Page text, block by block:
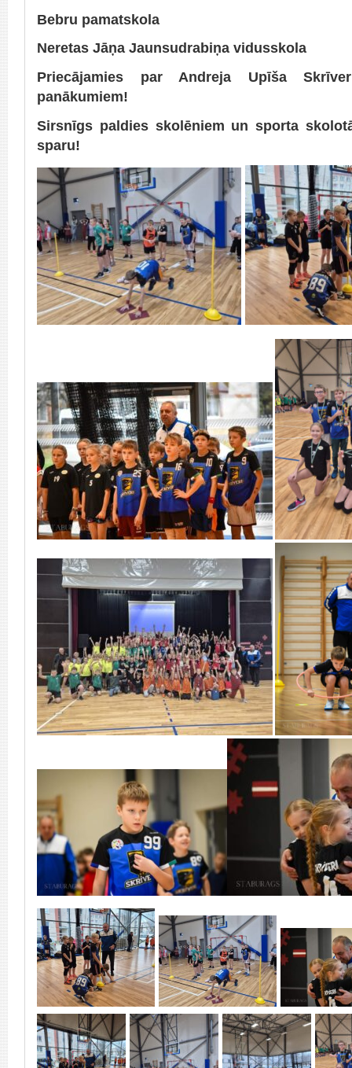
Bebru pamatskola
Neretas Jāņa Jaunsudrabiņa vidusskola
Priecājamies par Andreja Upīša
panākumiem!
Sirsnīgs paldies skolēniem un sporta
sparu!